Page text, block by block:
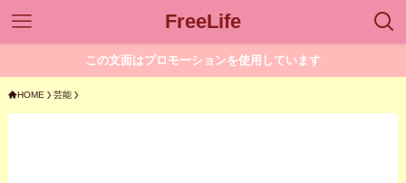
FreeLife
この文面はプロモーションを使用しています
HOME 芸能